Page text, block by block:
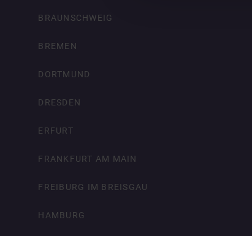
BRAUNSCHWEIG
BREMEN
DORTMUND
DRESDEN
ERFURT
FRANKFURT AM MAIN
FREIBURG IM BREISGAU
HAMBURG